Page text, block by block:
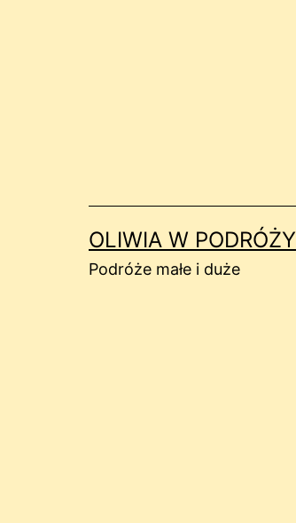
OLIWIA W PODRÓŻY
Podróże małe i duże